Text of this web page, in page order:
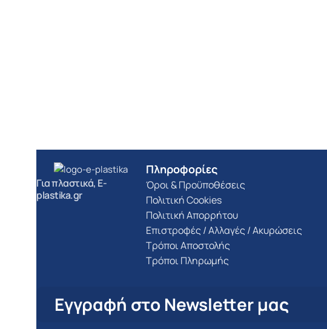
Για πλαστικά, E-
plastika.gr
Πληροφορίες
Όροι & Προϋποθέσεις
Πολιτική Cookies
Πολιτική Απορρήτου
Επιστροφές / Αλλαγές / Ακυρώσεις
Τρόποι Αποστολής
Τρόποι Πληρωμής
Εγγραφή στο Newsletter μας